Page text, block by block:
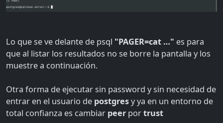
Lo que se ve delante de psql "PAGER=cat …" es para
que al listar los resultados no se borre la pantalla y los
muestre a continuación.
Otra forma de ejecutar sin password y sin necesidad de
entrar en el usuario de postgresy ya en un entorno de
total confianza es cambiar peer portrust